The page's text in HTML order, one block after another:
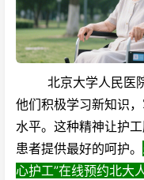
北京大学人民医院
他们积极学习新知识
水平。这种精神让护
患者提供最好的呵护。
心护工”在线预约北大